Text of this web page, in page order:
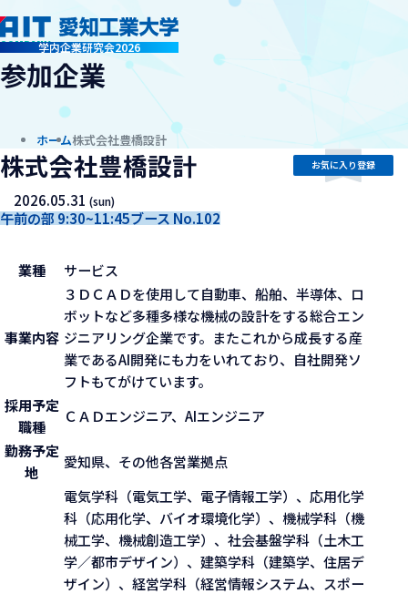
学内企業研究会2026
company
参加企業
ホーム株式会社豊橋設計
株式会社豊橋設計
2026.05.31(sun)
午前の部 9:30~11:45ブース No.102
お気に入り登録
業種 サービス
事業内容
３ＤＣＡＤを使用して自動車、船舶、半導体、ロ
ボットなど多種多様な機械の設計をする総合エン
ジニアリング企業です。またこれから成長する産
業であるAI開発にも力をいれており、自社開発ソ
フトもてがけています。
採用予定
職種
ＣＡＤエンジニア、AIエンジニア
勤務予定
地
愛知県、その他各営業拠点
電気学科（電気工学、電子情報工学）、応用化学
科（応用化学、バイオ環境化学）、機械学科（機
械工学、機械創造工学）、社会基盤学科（土木工
学／都市デザイン）、建築学科（建築学、住居デ
ザイン）、経営学科（経営情報システム、スポー